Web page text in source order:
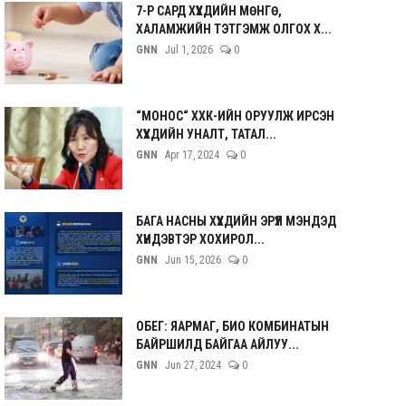
7-Р САРД ХҮҮХДИЙН МӨНГӨ,
ХАЛАМЖИЙН ТЭТГЭМЖ ОЛГОХ Х...
GNN Jul 1, 2026 0
“МОНОС“ ХХК-ИЙН ОРУУЛЖ ИРСЭН
ХҮҮХДИЙН УНАЛТ, ТАТАЛ...
GNN Apr 17, 2024 0
БАГА НАСНЫ ХҮҮХДИЙН ЭРҮҮЛ МЭНДЭД
ХҮНДЭВТЭР ХОХИРОЛ...
GNN Jun 15, 2026 0
ОБЕГ: ЯАРМАГ, БИО КОМБИНАТЫН
БАЙРШИЛД БАЙГАА АЙЛУУ...
GNN Jun 27, 2024 0